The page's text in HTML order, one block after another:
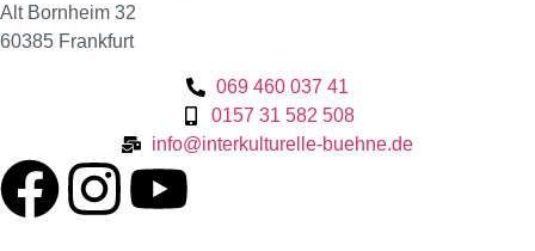
Alt Bornheim 32
60385 Frankfurt
069 460 037 41
0157 31 582 508
info@interkulturelle-buehne.de